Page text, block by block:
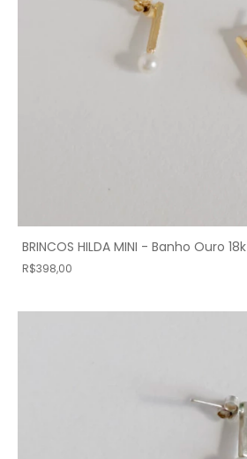
BRINCOS HILDA MINI - Banho Ouro 18k
R$398,00